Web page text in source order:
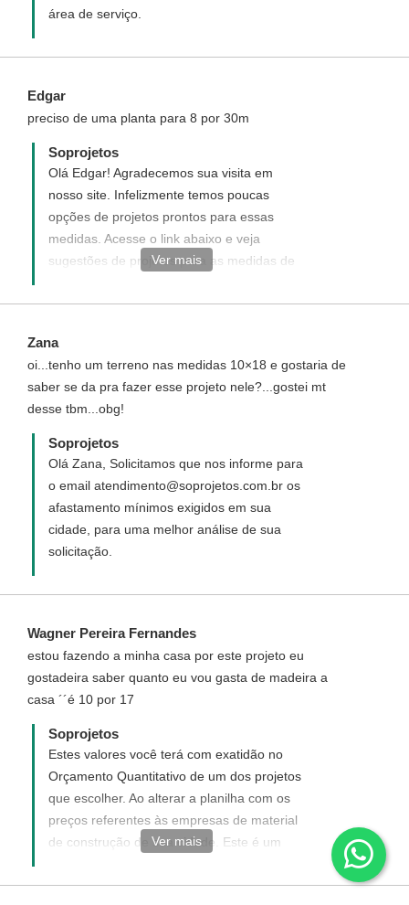
área de serviço.
Edgar
preciso de uma planta para 8 por 30m
Soprojetos
Olá Edgar! Agradecemos sua visita em
nosso site. Infelizmente temos poucas
opções de projetos prontos para essas
medidas. Acesse o link abaixo e veja
sugestões de projetos para as medidas de
projeto personalizado elaborado do seu
necessidades
http://www.soprojetos.com.br/ver-
projetos/plantas?
Ver mais
Zana
oi...tenho um terreno nas medidas 10×18 e gostaria de
saber se da pra fazer esse projeto nele?...gostei mt
desse tbm...obg!
Soprojetos
Olá Zana, Solicitamos que nos informe para
o email atendimento@soprojetos.com.br os
afastamento mínimos exigidos em sua
cidade, para uma melhor análise de sua
solicitação.
Wagner Pereira Fernandes
estou fazendo a minha casa por este projeto eu
gostadeira saber quanto eu vou gasta de madeira a
casa ´´é 10 por 17
Soprojetos
Estes valores você terá com exatidão no
Orçamento Quantitativo de um dos projetos
que escolher. Ao alterar a planilha com os
preços referentes às empresas de material
de construção de sua cidade. Este é um
precisão de quanto irá gastar com toda a
Ver mais